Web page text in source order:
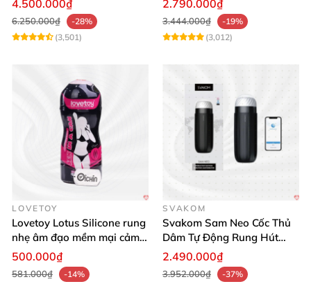
4.500.000₫
6.250.000₫
-28%
(3,501)
2.790.000₫
3.444.000₫
-19%
(3,012)
LOVETOY
Lovetoy Lotus Silicone rung
nhẹ âm đạo mềm mại cảm
giác thật
500.000₫
581.000₫ -14%
SVAKOM
Svakom Sam Neo Cốc Thủ
Dâm Tự Động Rung Hút
App Điều Khiển Xa
2.490.000₫
3.952.000₫ -37%